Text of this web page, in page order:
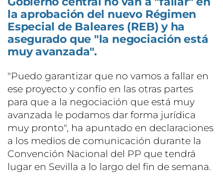
la aprobación del nuevo Régimen
Especial de Baleares (REB) y ha
asegurado que "la negociación está
muy avanzada".
"Puedo garantizar que no vamos a fallar en
ese proyecto y confío en las otras partes
para que a la negociación que está muy
avanzada le podamos dar forma jurídica
muy pronto", ha apuntado en declaraciones
a los medios de comunicación durante la
Convención Nacional del PP que tendrá
lugar en Sevilla a lo largo del fin de semana.